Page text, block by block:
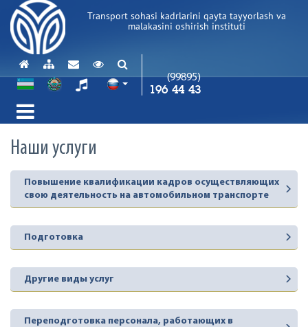
Transport sohasi kadrlarini qayta tayyorlash va
malakasini oshirish instituti
(99895)
196 44 43
Наши услуги
Повышение квалификации кадров осуществляющих
свою деятельность на автомобильном транспорте
Подготовка
Другие виды услуг
Переподготовка персонала, работающих в